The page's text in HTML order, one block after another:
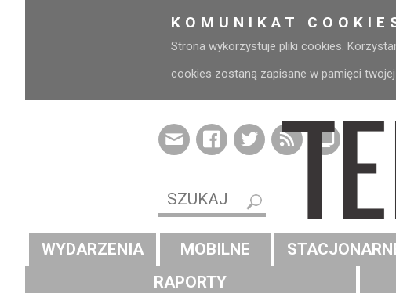
KOMUNIKAT
Strona wykorzystuje pliki cookies.
cookies zostaną zapisane w pamięci
WYDARZENIA MOBILNE
RAPORTY